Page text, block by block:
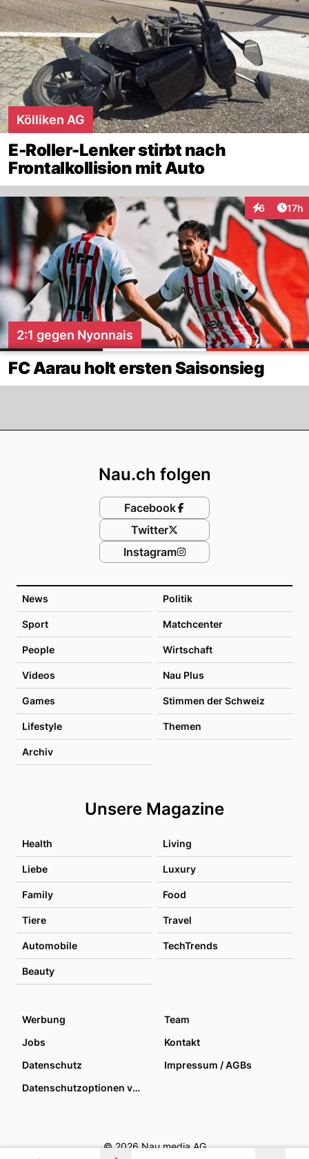
Kölliken AG
E-Roller-Lenker stirbt nach
Frontalkollision mit Auto
6 17h
2:1 gegen Nyonnais
FC Aarau holt ersten Saisonsieg
News Politik
Sport Matchcenter
People Wirtschaft
Videos Nau Plus
Games Stimmen der Schweiz
Lifestyle Themen
Archiv
Unsere Magazine
Health Living
Liebe Luxury
Family Food
Tiere Travel
Automobile TechTrends
Beauty
Nau.ch folgen
Facebook
Twitter
Instagram
Werbung
Team
Jobs
Kontakt
Datenschutz
Impressum / AGBs
Datenschutzoptionen verwalten
© 2026 Nau media AG